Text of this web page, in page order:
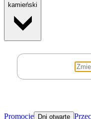
kamieński
Promocje Dni otwarte